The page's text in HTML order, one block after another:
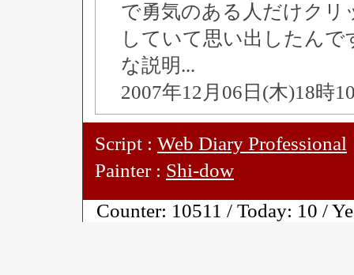
で勇気のある人だけク
していて思い出したん
な説明...
2007年12月06日(木)18時
Script : Web Diary Professional
Painter : Shi-dow
Counter: 10511 / Today: 10 /